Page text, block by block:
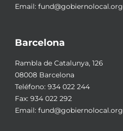
Email: fund@gobiernolocal.org
Barcelona
Rambla de Catalunya, 126
08008 Barcelona
Teléfono: 934 022 244
Fax: 934 022 292
Email: fund@gobiernolocal.org